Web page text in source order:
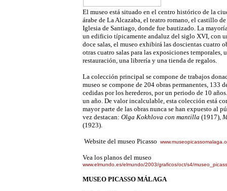
El museo está situado en el centro histórico de la
árabe de La Alcazaba, el teatro romano, el castillo
Iglesia de Santiago, donde fue bautizado. La
un edificio típicamente andaluz del siglo XVI, con
doce salas, el museo exhibirá las doscientas cuatro
otras cuatro salas para las exposiciones
restauración, una librería y una tienda de regalos.
La colección principal se compone de trabajos
museo se compone de 204 obras permanentes, 133
cedidas por los herederos, por un periodo de 10
un año. De valor incalculable, esta colección está
mayor parte de las obras nunca se han expuesto al
vez destacan: Olga Kokhlova con mantilla (1917),
(1923).
Website del museo Picasso
Vea los planos del museo
www.elmundo.es/elmundo/2003/graficos/oct/s4/
MUSEO PICASSO MÁLAGA